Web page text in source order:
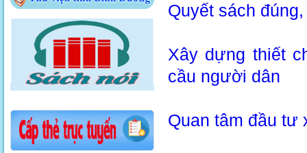
Quyết sách
Xây dựng thiết
cầu người dân
Quan tâm đầu tư